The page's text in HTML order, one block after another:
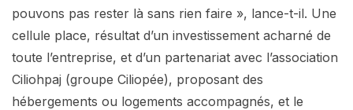
pouvons pas rester là sans rien faire », lance-t-il. Une
cellule place, résultat d’un investissement acharné de
toute l’entreprise, et d’un partenariat avec l’association
Ciliohpaj (groupe Ciliopée), proposant des
hébergements ou logements accompagnés, et le